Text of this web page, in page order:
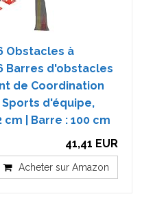
Obstacles à
Barres d'obstacles
de Coordination
Sports d'équipe,
| Barre : 100 cm
41,41 EUR
Acheter sur Amazon